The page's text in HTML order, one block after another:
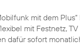
mit dem
mit Festnetz,
dafür sofort